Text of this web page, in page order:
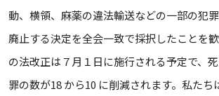
動、横領、麻薬の違法輸送などの一部の犯
廃止する決定を全会一致で採択したことを
の法改正は７月１日に施行される予定で、
罪の数が18 から10 に削減されます。私たち